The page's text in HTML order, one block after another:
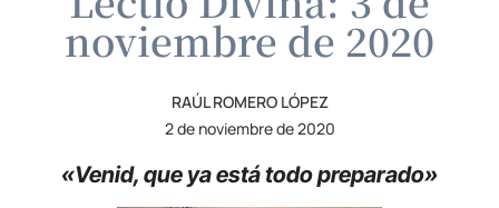
noviembre de 2020
RAÚL ROMERO LÓPEZ
2 de noviembre de 2020
«Venid, que ya está todo preparado»